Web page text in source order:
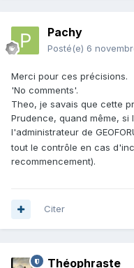
Pachy
Posté(e) 6
Merci pour ces précisions.
'No comments'.
Theo, je savais que cette
Prudence, quand même, si
l'administrateur de
tout le contrôle en cas
recommencement).
Citer
Théophraste